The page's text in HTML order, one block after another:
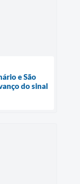
e São
do sinal